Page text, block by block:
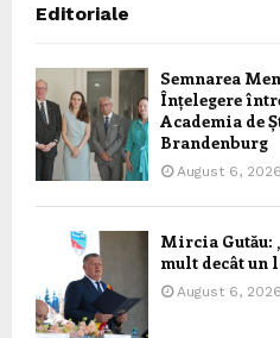
Editoriale
Semnarea
Înțelegere
Academia de
Brandenburg
August 6, 2026
Mircia Gutău:
mult decât un
August 6, 2026